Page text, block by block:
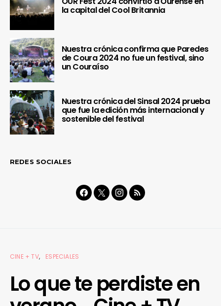
la capital del Cool Britannia
Nuestra crónica confirma que Paredes
de Coura 2024 no fue un festival, sino
un Couraíso
Nuestra crónica del Sinsal 2024 prueba
que fue la edición más internacional y
sostenible del festival
REDES SOCIALES
CINE + TV ESPECIALES
Lo que te perdiste en